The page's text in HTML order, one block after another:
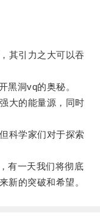
其引力之大可以吞
洞vq的奥秘。
大的能量源，同时
科学家们对于探索
一天我们将彻底
新的突破和希望。